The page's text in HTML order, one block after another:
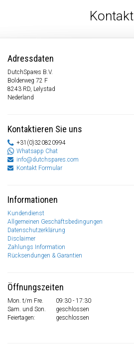
Kontakt
Adressdaten
DutchSpares B.V.
Bolderweg 72 F
8243 RD, Lelystad
Nederland
Kontaktieren Sie uns
+31(0)320820994
Whatsapp Chat
info@dutchspares.com
Kontakt Formular
Informationen
Kundendienst
Allgemeinen Geschäftsbedingungen
Datenschutzerklärung
Disclaimer
Zahlungs Information
Rücksendungen & Garantien
Öffnungszeiten
Mon. t/m Fre.
09:30 - 17:30
Sam. und Son.
geschlossen
Feiertagen:
geschlossen